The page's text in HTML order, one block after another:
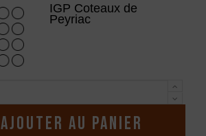
IGP Coteaux de
Peyriac
Ajouter au panier